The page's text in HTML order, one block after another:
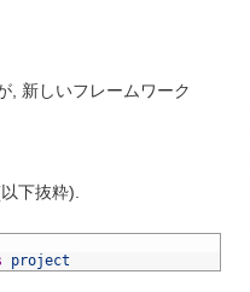
, 新しいフレームワーク
下抜粋).
project